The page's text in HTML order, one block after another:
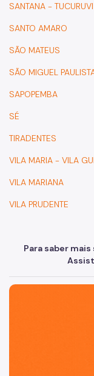
SANTANA - TUCURUVI
SANTO AMARO
SÃO MATEUS
SÃO MIGUEL
SAPOPEMBA
SÉ
TIRADENTES
VILA MARIA - VILA
VILA MARIANA
VILA PRUDENTE
Para saber
São Paulo,